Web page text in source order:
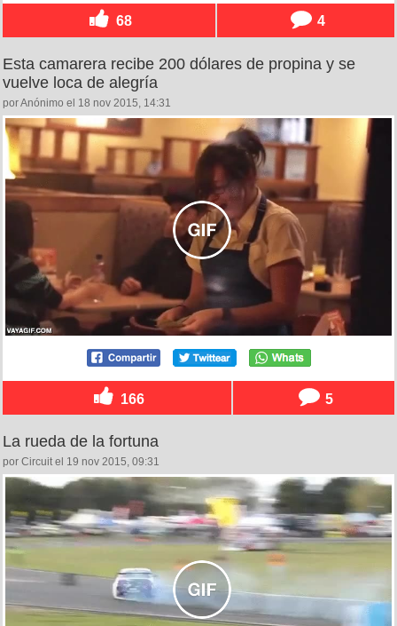
68 4
Esta camarera recibe 200 dólares de propina y se
vuelve loca de alegría
por Anónimo el 18 nov 2015, 14:31
166 5
La rueda de la fortuna
por Circuit el 19 nov 2015, 09:31